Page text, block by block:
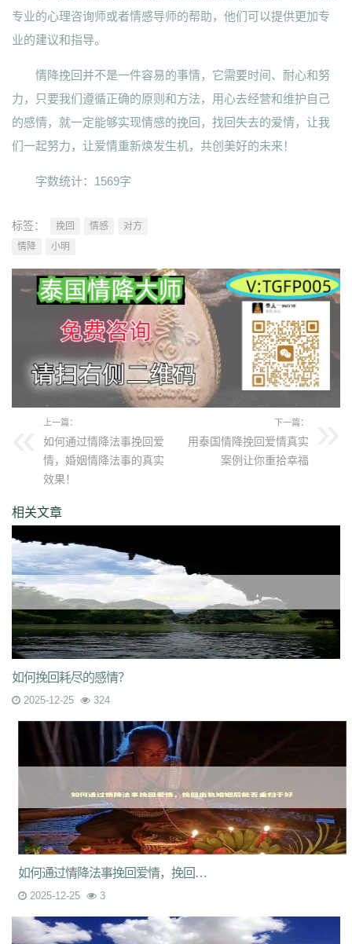
专业的心理咨询师或者情感导师的帮助，他们可以提供更加专
业的建议和指导。
情降挽回并不是一件容易的事情，它需要时间、耐心和努
力，只要我们遵循正确的原则和方法，用心去经营和维护自己
的感情，就一定能够实现情感的挽回，找回失去的爱情，让我
们一起努力，让爱情重新焕发生机，共创美好的未来！
字数统计：1569字
标签： 挽回 情感
对方
情降
小明
上一篇：
如何通过情降法事挽回爱
情，婚姻情降法事的真实
效果！
下一篇：
用泰国情降挽回爱情真实
案例让你重拾幸福
相关文章
如何挽回耗尽的感情？
2025-12-25 324
如何通过情降法事挽回爱情，挽回出轨婚姻后能否重归于好
2025-12-25 3